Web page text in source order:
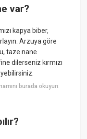
var?
kapya biber,
Arzuya göre
taze nane
dilerseniz kırmızı
burada okuyun: